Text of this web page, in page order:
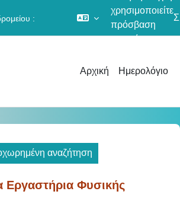
:
χρησιμοποιείτε
πρόσβαση
επισκέπτη
Αρχική Ημερολόγιο
αναζήτηση
Φυσικής